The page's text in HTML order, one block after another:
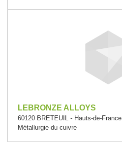
LEBRONZE ALLOYS
60120 BRETEUIL - Hauts-de-France
Métallurgie du cuivre